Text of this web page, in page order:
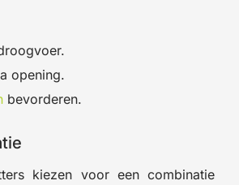
opening.
bevorderen.
kiezen voor een combinatie